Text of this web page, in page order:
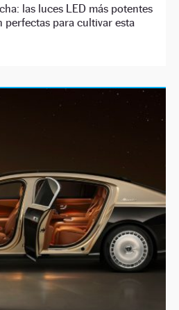
las luces LED más potentes
perfectas para cultivar esta